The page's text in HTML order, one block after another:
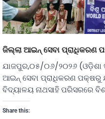
ଜିଲ୍ଲା ଆଇନ୍ ସେବା ପ୍ରାଧିକରଣ
ଯାଜପୁର,୦୫/୦୬/୨୦୨୬ (ଓଡ଼ିଶା
ଆଇନ୍ ସେବା ପ୍ରାଧିକରଣ
ବିଦ୍ୟାଳୟ ନାଥସାହି ପରିସରରେ
Share this: